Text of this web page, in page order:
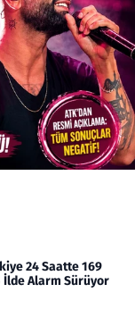
24 Saatte 169
İlde Alarm Sürüyor